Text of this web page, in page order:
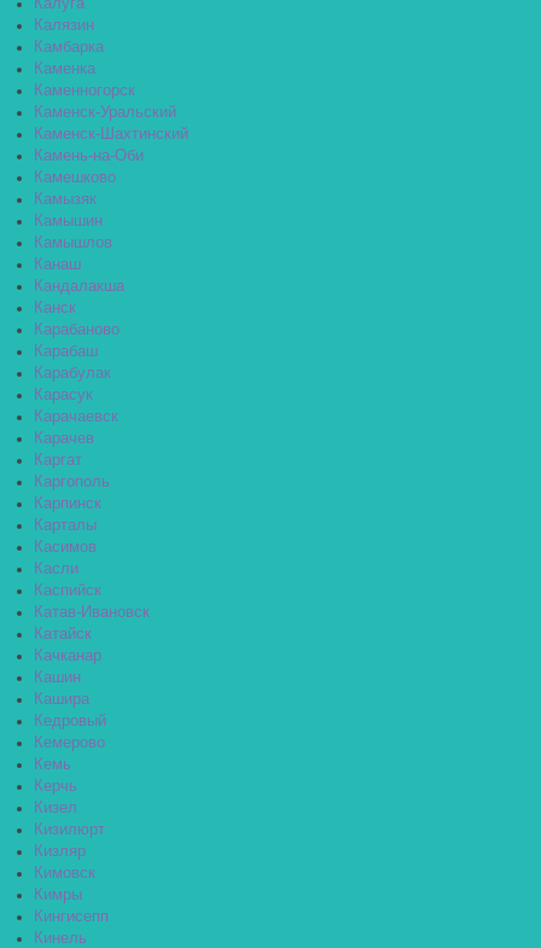
Калуга
Калязин
Камбарка
Каменка
Каменногорск
Каменск-Уральский
Каменск-Шахтинский
Камень-на-Оби
Камешково
Камызяк
Камышин
Камышлов
Канаш
Кандалакша
Канск
Карабаново
Карабаш
Карабулак
Карасук
Карачаевск
Карачев
Каргат
Каргополь
Карпинск
Карталы
Касимов
Касли
Каспийск
Катав-Ивановск
Катайск
Качканар
Кашин
Кашира
Кедровый
Кемерово
Кемь
Керчь
Кизел
Кизилюрт
Кизляр
Кимовск
Кимры
Кингисепп
Кинель